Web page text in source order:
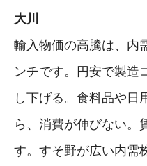
大川
輸入物価の高騰は、内
ンチです。円安で製造
し下げる。食料品や日
ら、消費が伸びない。
す。すそ野が広い内需